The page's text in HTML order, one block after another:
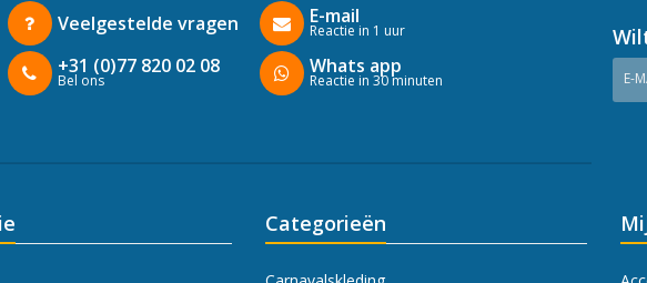
Veelgestelde vragen
+31 (0)77 820 02 08
Bel ons
E-mail
Reactie in 1 uur
Whats app
Reactie in 30 minuten E-
Categorieën